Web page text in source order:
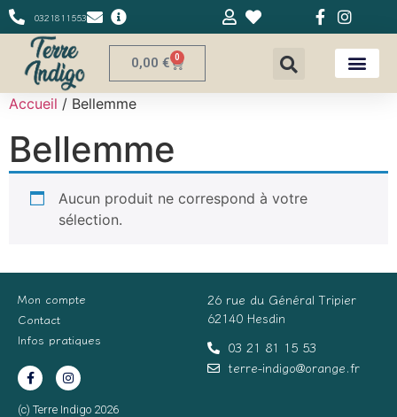
0321811553
0,00 € 0
Accueil / Bellemme
Bellemme
Aucun produit ne correspond à votre
sélection.
Mon compte
Contact
Infos pratiques
(c) Terre Indigo 2026
26 rue du Général Tripier
62140 Hesdin
03 21 81 15 53
terre-indigo@orange.fr